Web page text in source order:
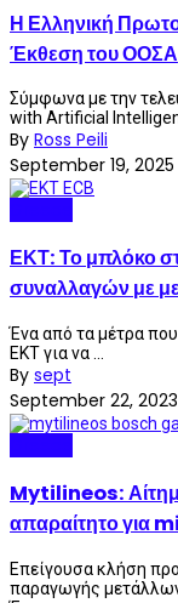
Η Ελληνική
Έκθεση του ΟΟΣΑ
Σύμφωνα με την
with Artificial
By Ross Peili
September 19, 2025
ΕΚΤ: Το μπλόκο
συναλλαγών με
Ένα από τα μέτρα
ΕΚΤ για να ...
By sept
September 22, 2023
Mytilineos:
απαραίτητο για
Επείγουσα κλήση
παραγωγής